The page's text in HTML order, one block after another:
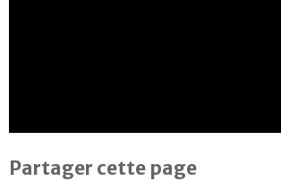
Partager cette page